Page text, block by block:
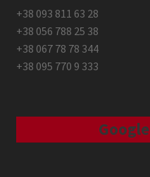
+38 093 811 63 28
+38 056 788 25 38
+38 067 78 78 344
+38 095 770 9 333